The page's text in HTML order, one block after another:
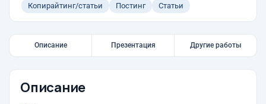
Копирайтинг/статьи
Постинг Статьи
Описание Презентация Другие работы
Описание